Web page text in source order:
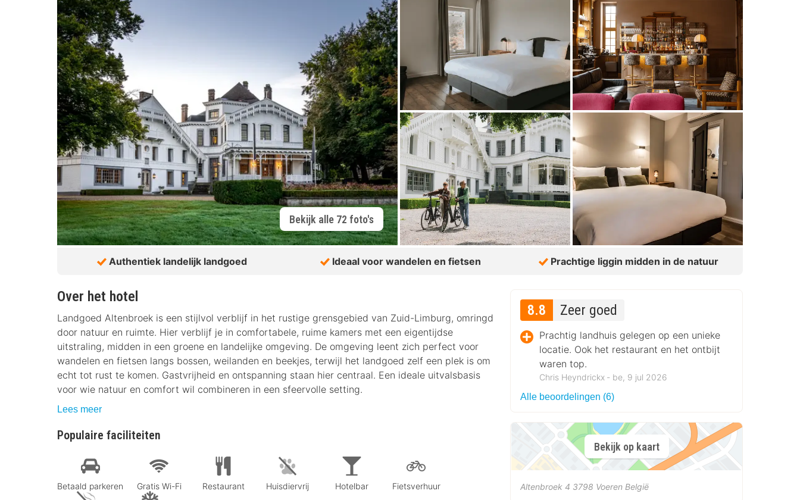
Bekijk alle 72 foto's
Authentiek landelijk landgoed Ideaal voor wandelen en fietsen Prachtige liggin midden in de natuur
Over het hotel
Landgoed Altenbroek is een stijlvol verblijf in het rustige grensgebied van Zuid-Limburg, omringd
door natuur en ruimte. Hier verblijf je in comfortabele, ruime kamers met een eigentijdse
uitstraling, midden in een groene en landelijke omgeving. De omgeving leent zich perfect voor
wandelen en fietsen langs bossen, weilanden en beekjes, terwijl het landgoed zelf een plek is om
echt tot rust te komen. Gastvrijheid en ontspanning staan hier centraal. Een ideale uitvalsbasis
voor wie natuur en comfort wil combineren in een sfeervolle setting.
Lees meer
Populaire faciliteiten
Betaald parkeren Gratis Wi-Fi Restaurant Huisdiervrij Hotelbar Fietsverhuur
8.8 Zeer goed
Prachtig landhuis gelegen op een unieke
locatie. Ook het restaurant en het ontbijt
waren top.
Chris Heyndrickx ‐ be, 9 jul 2026
Alle beoordelingen (6)
Bekijk op kaart
Altenbroek 4 3798 Voeren België